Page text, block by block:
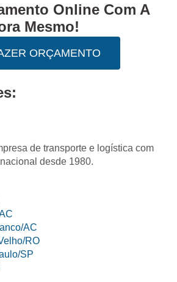
Online Com A
Mesmo!
ORÇAMENTO
de transporte e logística com
desde 1980.
AC
RO
SP